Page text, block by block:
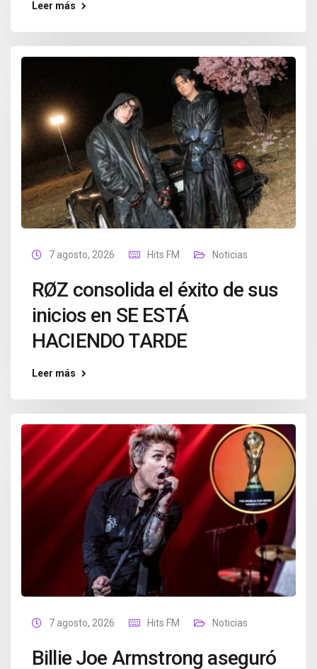
Leer más
7 agosto, 2026 Hits FM Noticias
RØZ consolida el éxito de sus
inicios en SE ESTÁ
HACIENDO TARDE
Leer más
7 agosto, 2026 Hits FM Noticias
Billie Joe Armstrong aseguró